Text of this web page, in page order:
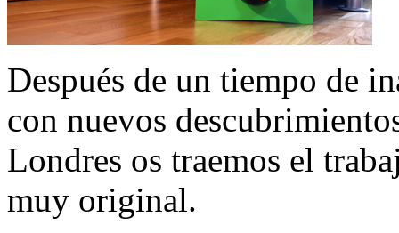
Después de un tiempo de
con nuevos
Londres os traemos el
muy original.